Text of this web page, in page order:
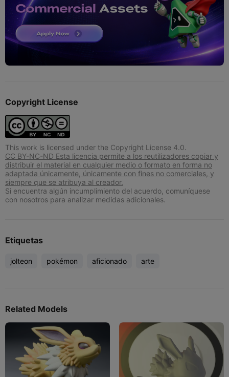
Copyright License
This work is licensed under the Copyright License 4.0.
CC BY-NC-ND Esta licencia permite a los reutilizadores copiar y
distribuir el material en cualquier medio o formato en forma no
adaptada únicamente, únicamente con fines no comerciales, y
siempre que se atribuya al creador.
Si encuentra algún incumplimiento del acuerdo, comuníquese
con nosotros para analizar medidas adicionales.
Etiquetas
jolteon pokémon aficionado arte
Related Models